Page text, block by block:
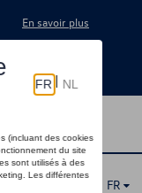
En savoir plus
FR